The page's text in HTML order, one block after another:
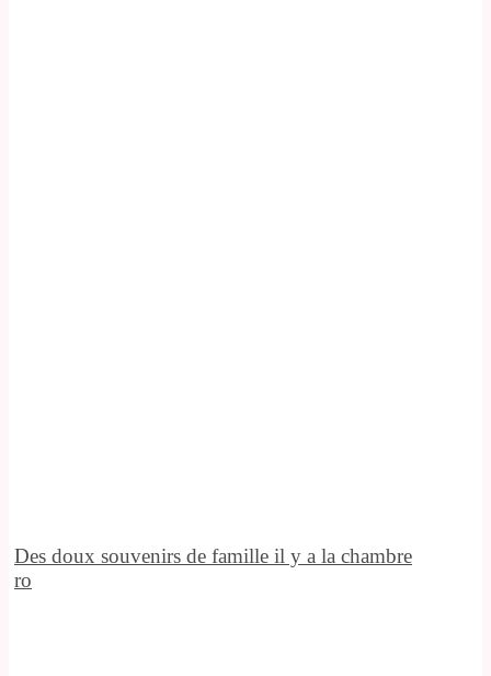
Des doux souvenirs de famille il y a la chambre
ro